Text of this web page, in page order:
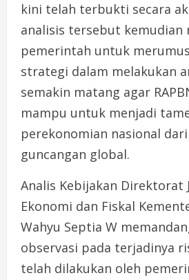
kini telah terbukti secara
analisis tersebut kemudian
pemerintah untuk
strategi dalam melakukan
semakin matang agar
mampu untuk menjadi
perekonomian nasional
guncangan global.
Analis Kebijakan Direktorat
Ekonomi dan Fiskal
Wahyu Septia W
observasi pada terjadinya
telah dilakukan oleh